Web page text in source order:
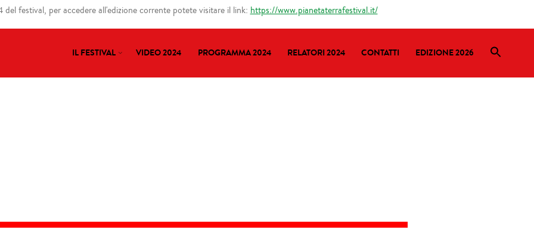
IL FESTIVAL VIDEO 2024 PROGRAMMA 2024 RELATORI 2024 CONTATTI EDIZIONE 2026
festival, per accedere all'edizione corrente potete visitare il link: https://www.pianetaterrafestival.it/